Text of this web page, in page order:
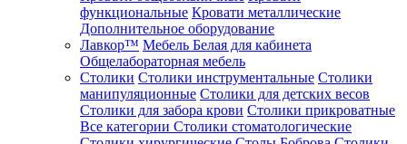
функциональные Кровати металлические
Дополнительное оборудование
Лавкор™ Мебель Белая для кабинета
Общелабораторная мебель
Столики Столики инструментальные Столики
манипуляционные Столики для детских весов
Столики для забора крови Столики прикроватные
Все категории Столики стоматологические